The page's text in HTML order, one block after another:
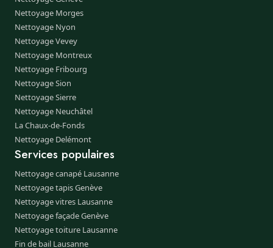
Nettoyage Morges
Nettoyage Nyon
Nettoyage Vevey
Nettoyage Montreux
Nettoyage Fribourg
Nettoyage Sion
Nettoyage Sierre
Nettoyage Neuchâtel
La Chaux-de-Fonds
Nettoyage Delémont
Services populaires
Nettoyage canapé Lausanne
Nettoyage tapis Genève
Nettoyage vitres Lausanne
Nettoyage façade Genève
Nettoyage toiture Lausanne
Fin de bail Lausanne